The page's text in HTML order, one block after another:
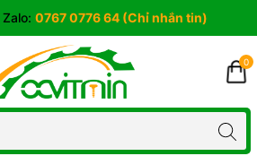
Zalo: 0767 0776 64 (Chỉ nhắn tin)
0